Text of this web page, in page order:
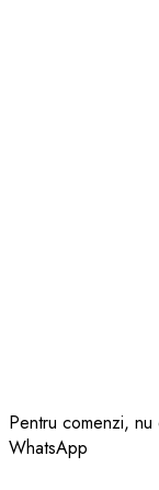
Pentru comenzi,
WhatsApp